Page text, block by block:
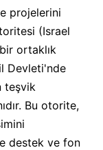
projelerini
(Israel
ortaklık
Devleti'nde
teşvik
Bu otorite,
destek ve fon